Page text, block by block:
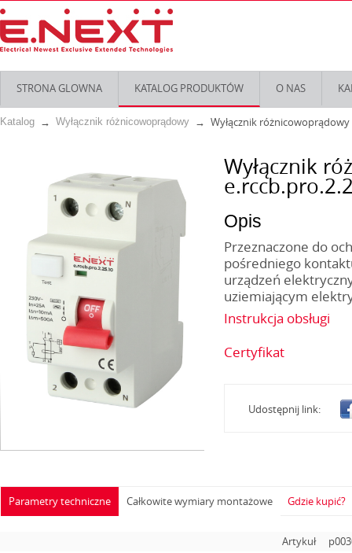
STRONA GLOWNA KATALOG PRODUKTÓW O NAS
Katalog Wyłącznik różnicowoprądowy Wyłącznik różnicowoprądowy
Wyłącznik
Opis
Przeznaczone do
pośredniego
urządzeń
uziemiającym
Instrukcja obsługi
Certyfikat
Udostępnij link:
Parametry techniczne
Artykuł
Całkowite wymiary montażowe Gdzie kupić?